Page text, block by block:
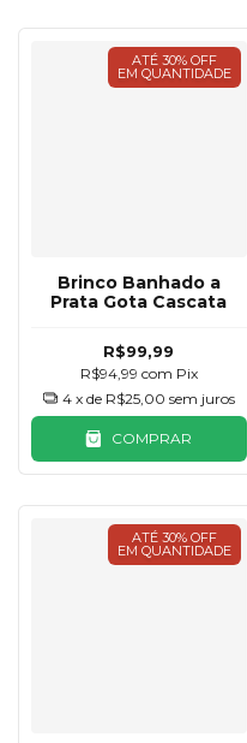
ATÉ 30% OFF
EM QUANTIDADE
Brinco Banhado a
Prata Gota Cascata
R$99,99
R$94,99 com Pix
4 x de R$25,00 sem juros
COMPRAR
ATÉ 30% OFF
EM QUANTIDADE